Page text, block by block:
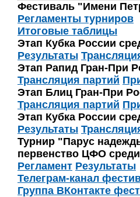
Фестиваль "Имени
Регламенты турниров
Итоговые таблицы
Этап Кубка России
Результаты
Этап Рапид Гран-При
Трансляция партий
Этап Блиц Гран-При
Трансляция партий
Этап Кубка России
Результаты
Турнир "Парус
первенство ЦФО
Регламент Результаты
Телеграм-канал
Группа ВКонтакте